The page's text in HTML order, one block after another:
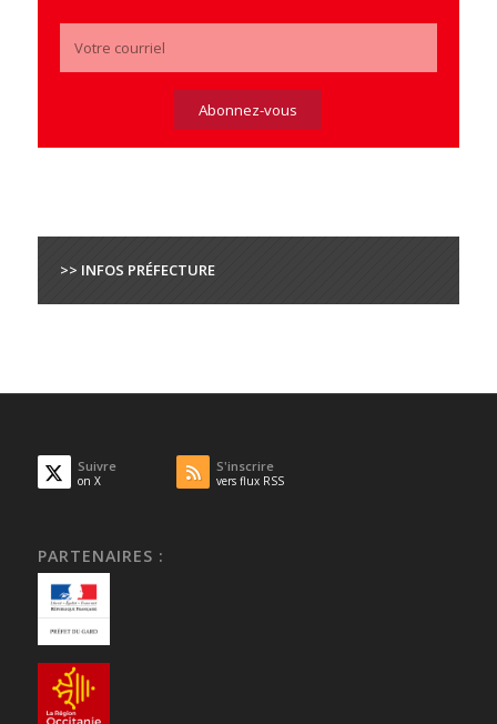
>> INFOS PRÉFECTURE
Suivre
on X
S'inscrire
vers flux RSS
PARTENAIRES :